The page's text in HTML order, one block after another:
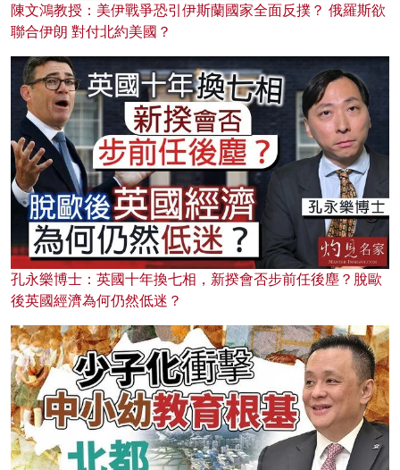
陳文鴻教授：美伊戰爭恐引伊斯蘭國家全面反撲？ 俄羅斯欲
聯合伊朗 對付北約美國？
孔永樂博士：英國十年換七相，新揆會否步前任後塵？脫歐
後英國經濟為何仍然低迷？